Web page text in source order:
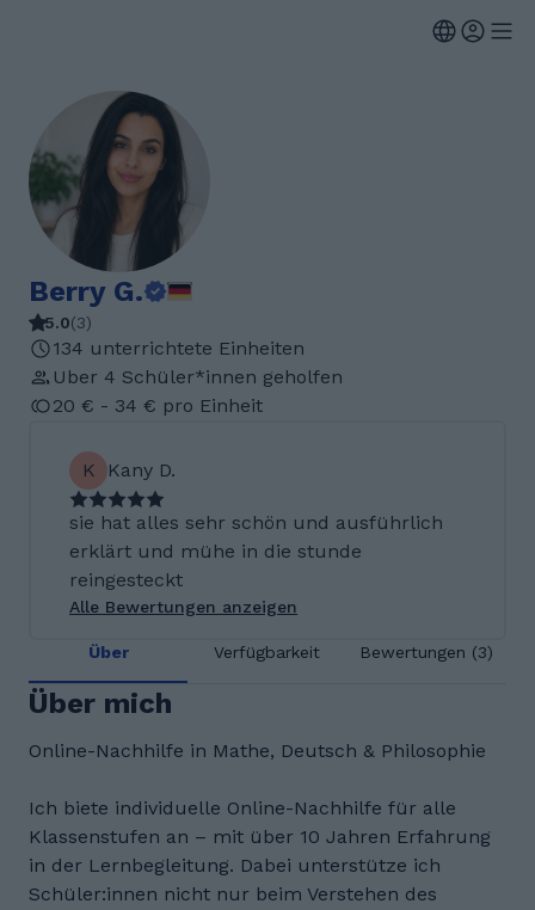
Berry G.
5.0(3)
134 unterrichtete Einheiten
Uber 4 Schüler*innen geholfen
20 € - 34 € pro Einheit
K Kany D.
sie hat alles sehr schön und ausführlich
erklärt und mühe in die stunde
reingesteckt
Alle Bewertungen anzeigen
Über Verfügbarkeit Bewertungen (3)
Über mich
Online-Nachhilfe in Mathe, Deutsch & Philosophie
Ich biete individuelle Online-Nachhilfe für alle
Klassenstufen an – mit über 10 Jahren Erfahrung
in der Lernbegleitung. Dabei unterstütze ich
Schüler:innen nicht nur beim Verstehen des